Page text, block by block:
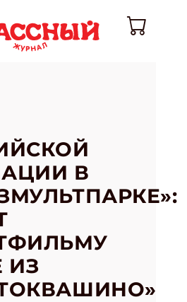
В
ИЗ